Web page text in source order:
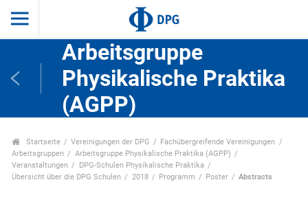
Arbeitsgruppe
Physikalische Praktika
(AGPP)
Startseite Vereinigungen der DPG
Fachübergreifende Vereinigungen
Arbeitsgruppen
Arbeitsgruppe Physikalische Praktika (AGPP)
Veranstaltungen
DPG-Schulen Physikalische Praktika
Übersicht über die DPG Schulen
2018 Programm Poster Abstracts